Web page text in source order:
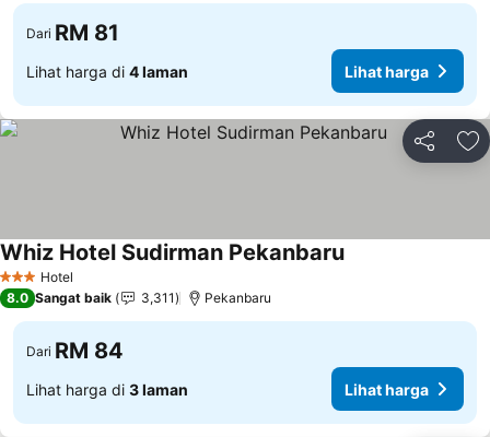
Dari RM 81
Lihat harga di 4 laman Lihat harga
Kongsi
3 BintangHotel
Whiz Hotel Sudirman Pekanbaru
8.0 Sangat baik 3,311 Pekanbaru
Dari RM 84
Lihat harga di 3 laman Lihat harga